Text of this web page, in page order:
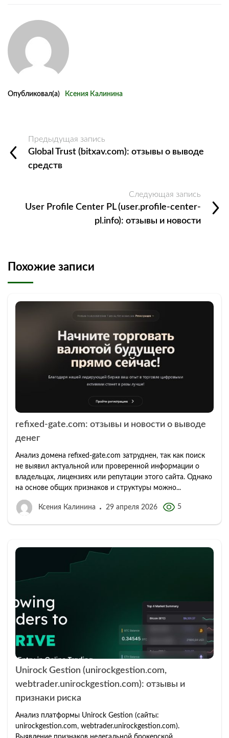
Опубликовал(а) Ксения Калинина
Предыдущая запись
Global Trust (bitxav.com): отзывы о выводе
средств
Следующая запись
User Profile Center PL (user.profile-center-
pl.info): отзывы и новости
Похожие записи
refixed-gate.com: отзывы и новости о выводе
денег
Анализ домена refixed-gate.com затруднен, так как поиск
не выявил актуальной или проверенной информации о
владельцах, лицензиях или репутации этого сайта. Однако
на основе общих признаков и структуры можно...
Ксения Калинина 29 апреля 2026 5
Unirock Gestion (unirockgestion.com,
webtrader.unirockgestion.com): отзывы и
признаки риска
Анализ платформы Unirock Gestion (сайты:
unirockgestion.com, webtrader.unirockgestion.com).